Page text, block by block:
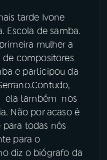
tarde Ivone
Escola de samba.
mulher a
de compositores
e participou da
ela também nos
Não por acaso é
todas nós
para o
diz o biógrafo da